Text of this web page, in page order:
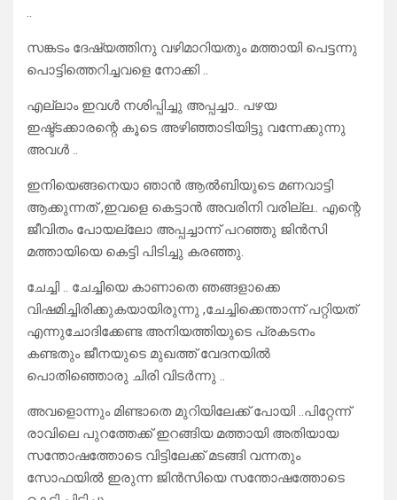
..
സങ്കടം ദേഷ്യത്തിനു വഴിമാറിയതും മത്തായി പെട്ടന്നു
പൊട്ടിത്തെറിച്ചവളെ നോക്കി ..
എല്ലാം ഇവൾ നശിപ്പിച്ചു അപ്പച്ചാ.. പഴയ
ഇഷ്ട്ടക്കാരന്റെ കൂടെ അഴിഞ്ഞാടിയിട്ടു വന്നേക്കുന്നു
അവൾ ..
ഇനിയെങ്ങനെയാ ഞാൻ ആൽബിയുടെ മണവാട്ടി
ആക്കുന്നത് ,ഇവളെ കെട്ടാൻ അവരിനി വരില്ല.. എന്റെ
ജീവിതം പോയല്ലോ അപ്പച്ചാന്ന് പറഞ്ഞു ജിൻസി
മത്തായിയെ കെട്ടി പിടിച്ചു കരഞ്ഞു.
ചേച്ചി .. ചേച്ചിയെ കാണാതെ ഞങ്ങളാക്കെ
വിഷമിച്ചിരിക്കുകയായിരുന്നു ,ചേച്ചിക്കെന്താന്ന് പറ്റിയത്
എന്നുചോദിക്കേണ്ട അനിയത്തിയുടെ പ്രകടനം
കണ്ടതും ജീനയുടെ മുഖത്ത് വേദനയിൽ
പൊതിഞ്ഞൊരു ചിരി വിടർന്നു ..
അവളൊന്നും മിണ്ടാതെ മുറിയിലേക്ക് പോയി ..പിറ്റേന്ന്
രാവിലെ പുറത്തേക്ക് ഇറങ്ങിയ മത്തായി അതിയായ
സന്തോഷത്തോടെ വിട്ടിലേക്ക് മടങ്ങി വന്നതും
സോഫയിൽ ഇരുന്ന ജിൻസിയെ സന്തോഷത്തോടെ